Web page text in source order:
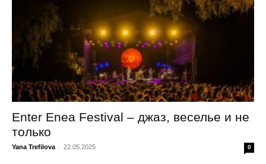
Enter Enea Festival – джаз, веселье и не
только
Yana Trefilova - 22.05.2025 0